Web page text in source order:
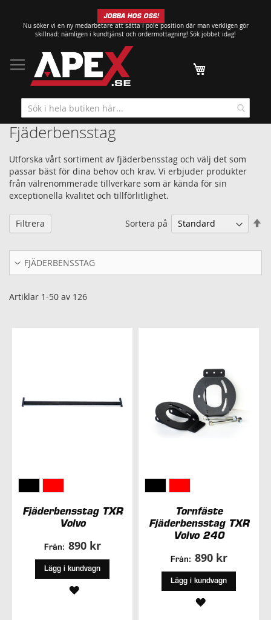
till
innehållet
JOBBA HOS OSS!
Nu söker vi en ny medarbetare att sätta i pole position där man verkligen gör
skillnad: nämligen i kundtjänst och ordermottagning! Sök jobbet idag!
Min kundvagn
Fjäderbensstag
Utforska vårt sortiment av fjäderbensstag och välj det som
passar bäst för dina behov och krav. Vi erbjuder produkter
från välrenommerade tillverkare som är kända för sin
exceptionella kvalitet och tillförlitlighet.
FJÄDERBENSSTAG
Artiklar 1-50 av 126
Sortera på
Fjäderbensstag TXR
Volvo
Från: 890 kr
Lägg i kundvagn
LÄGG
Tornfäste
Fjäderbensstag TXR
Volvo 240
Från: 890 kr
Lägg i kundvagn
LÄGG
Filtrera